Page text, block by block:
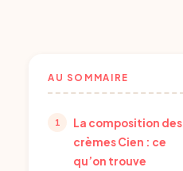
AU SOMMAIRE
La composition des
crèmes Cien : ce
qu’on trouve